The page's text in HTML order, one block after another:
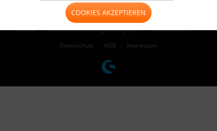
Cookie-Einstellungen Händler-Login Über uns
Kontakt
Versand und Zahlungsbedingungen
Widerrufsrecht
Datenschutz
AGB Impressum
COOKIES AKZEPTIEREN